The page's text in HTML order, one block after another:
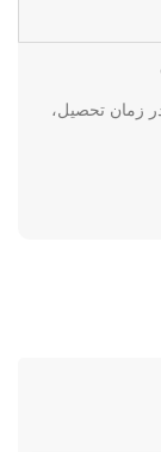
زمان تحصیل،